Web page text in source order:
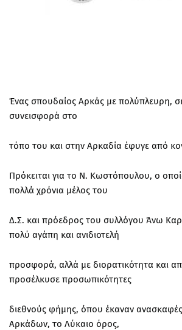
Ένας σπουδαίος Αρκάς με πολύπλευρη,
συνεισφορά στο
τόπο του και στην Αρκαδία έφυγε από
Πρόκειται για το Ν. Κωστόπουλου, ο
πολλά χρόνια μέλος του
Δ.Σ. και πρόεδρος του συλλόγου Άνω
πολύ αγάπη και ανιδιοτελή
προσφορά, αλλά με διορατικότητα και
προσέλκυσε προσωπικότητες
διεθνούς φήμης, όπου έκαναν
Αρκάδων, το Λύκαιο όρος,